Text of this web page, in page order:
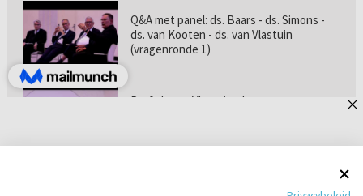
Q&A met panel: ds. Baars - ds. Simons -
ds. van Kooten - ds. van Vlastuin
(vragenronde 1)
Prof. dr. van Vlastuin - Is